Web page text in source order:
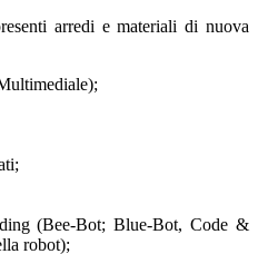
arredi e materiali di nuova
(Bee-Bot; Blue-Bot, Code &
robot);